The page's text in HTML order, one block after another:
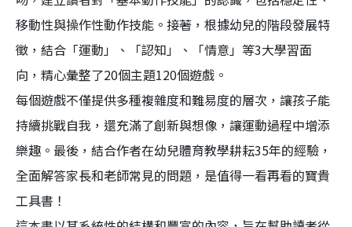
移動性與操作性動作技能。接著，根據幼兒的階段發展特
徵，結合「運動」、「認知」、「情意」等3大學習面
向，精心彙整了20個主題120個遊戲。
每個遊戲不僅提供多種複雜度和難易度的層次，讓孩子能
持續挑戰自我，還充滿了創新與想像，讓運動過程中增添
樂趣。最後，結合作者在幼兒體育教學耕耘35年的經驗，
全面解答家長和老師常見的問題，是值得一看再看的寶貴
工具書！